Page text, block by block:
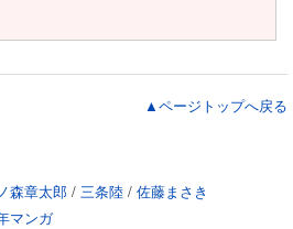
▲ページトップへ戻る
森章太郎 / 三条陸 / 佐藤まさき
マンガ